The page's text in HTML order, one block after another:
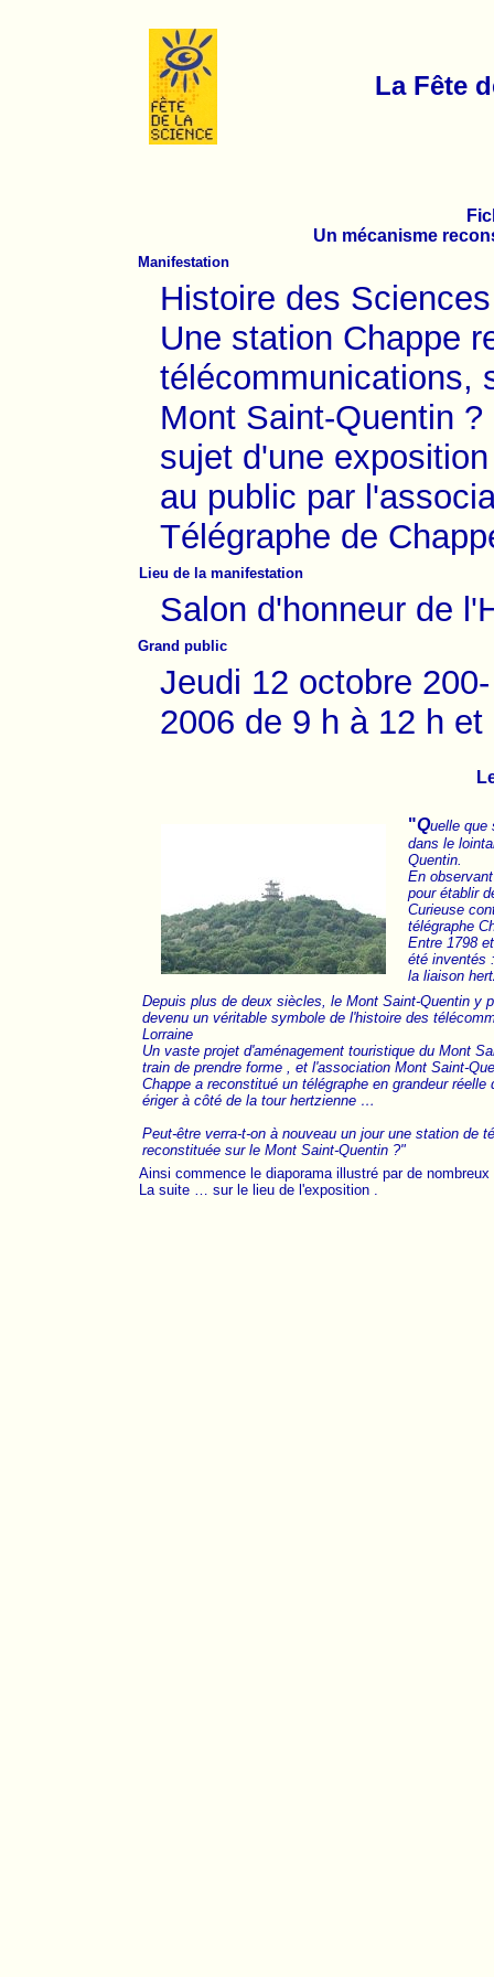
La Fête
Un mécanisme
Manifestation
Histoire des
Une station Chappe
télécommunications,
Mont Saint-Quentin
sujet d'une
au public par
Télégraphe de
Lieu de la manifestation
Salon d'honneur de
Grand public
Jeudi 12 octobre
2006 de 9 h à 12 h
"Quelle que
dans le
Quentin.
En
pour établir
Curieuse
télégraphe
Entre 1798
été inventés
la liaison
Depuis plus de deux siècles, le Mont Saint-Quentin y
devenu un véritable symbole de l'histoire des
Lorraine
Un vaste projet d'aménagement touristique du Mont
train de prendre forme , et l'association Mont Saint-
Chappe a reconstitué un télégraphe en grandeur réelle
ériger à côté de la tour hertzienne …
Peut-être verra-t-on à nouveau un jour une station de
reconstituée sur le Mont Saint-Quentin ?"
Ainsi commence le diaporama illustré par de
La suite … sur le lieu de l'exposition .